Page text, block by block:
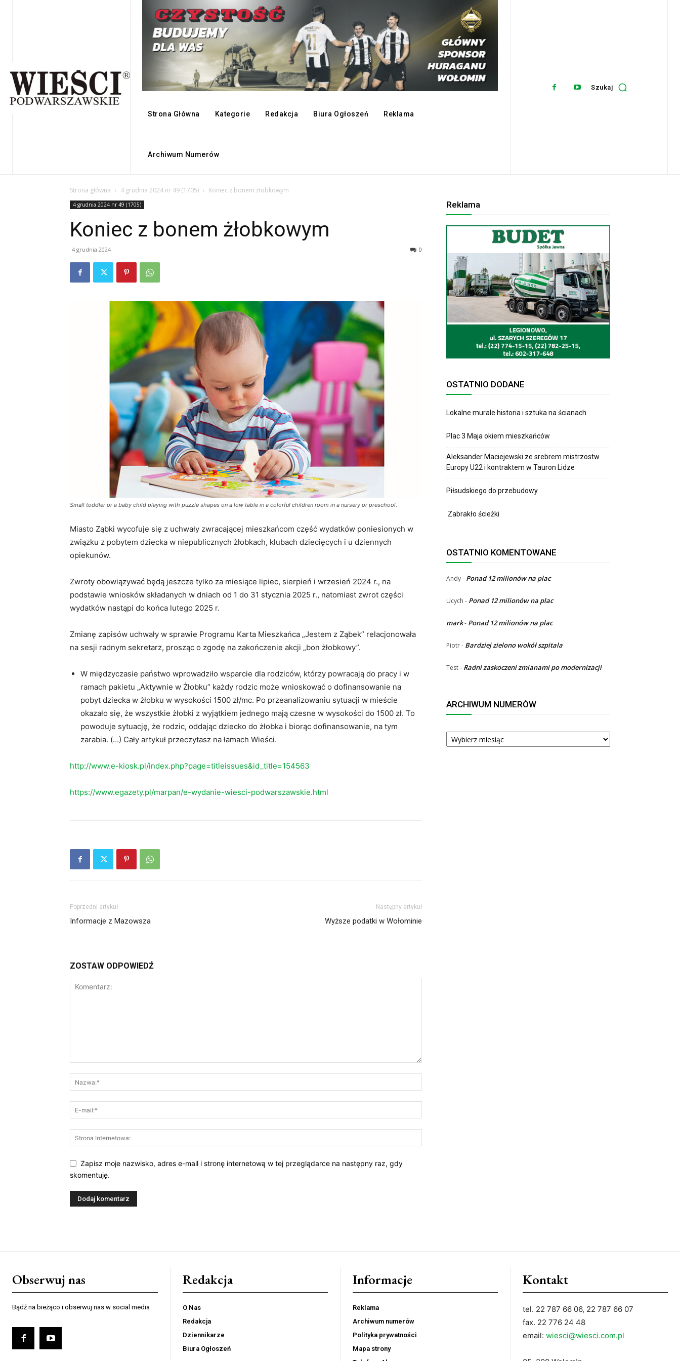
Strona Główna Kategorie Redakcja Biura Ogłoszeń Reklama
Archiwum Numerów
Szukaj
Strona główna 4 grudnia 2024 nr 49 (1705) Koniec z bonem żłobkowym
4 grudnia 2024 nr 49 (1705)
Koniec z bonem żłobkowym
4 grudnia 2024 0
Small toddler or a baby child playing with puzzle shapes on a low table in a colorful children room in a nursery or preschool.
Miasto Ząbki wycofuje się z uchwały zwracającej mieszkańcom część wydatków poniesionych w
związku z pobytem dziecka w niepublicznych żłobkach, klubach dziecięcych i u dziennych
opiekunów.
Zwroty obowiązywać będą jeszcze tylko za miesiące lipiec, sierpień i wrzesień 2024 r., na
podstawie wniosków składanych w dniach od 1 do 31 stycznia 2025 r., natomiast zwrot części
wydatków nastąpi do końca lutego 2025 r.
Zmianę zapisów uchwały w sprawie Programu Karta Mieszkańca „Jestem z Ząbek” relacjonowała
na sesji radnym sekretarz, prosząc o zgodę na zakończenie akcji „bon żłobkowy”.
W międzyczasie państwo wprowadziło wsparcie dla rodziców, którzy powracają do pracy i w
ramach pakietu „Aktywnie w Żłobku” każdy rodzic może wnioskować o dofinansowanie na
pobyt dziecka w żłobku w wysokości 1500 zł/mc. Po przeanalizowaniu sytuacji w mieście
okazało się, że wszystkie żłobki z wyjątkiem jednego mają czesne w wysokości do 1500 zł. To
powoduje sytuację, że rodzic, oddając dziecko do żłobka i biorąc dofinansowanie, na tym
zarabia. (…) Cały artykuł przeczytasz na łamach Wieści.
http://www.e-kiosk.pl/index.php?page=titleissues&id_title=154563
https://www.egazety.pl/marpan/e-wydanie-wiesci-podwarszawskie.html
Poprzedni artykuł
Informacje z Mazowsza
Następny artykuł
Wyższe podatki w Wołominie
ZOSTAW ODPOWIEDŹ
Zapisz moje nazwisko, adres e-mail i stronę internetową w tej przeglądarce na następny raz, gdy
skomentuję.
Reklama
OSTATNIO DODANE
Lokalne murale historia i sztuka na ścianach
Plac 3 Maja okiem mieszkańców
Aleksander Maciejewski ze srebrem mistrzostw
Europy U22 i kontraktem w Tauron Lidze
Piłsudskiego do przebudowy
Zabrakło ścieżki
OSTATNIO KOMENTOWANE
Andy- Ponad 12 milionów na plac
Ucych - Ponad 12 milionów na plac
mark- Ponad 12 milionów na plac
Piotr- Bardziej zielono wokół szpitala
Test- Radni zaskoczeni zmianami po modernizacji
ARCHIWUM NUMERÓW
ARCHIWUM
NUMERÓW
Obserwuj nas
Bądź na bieżąco i obserwuj nas w social media
Redakcja
O Nas
Redakcja
Dziennikarze
Biura Ogłoszeń
Informacje
Reklama
Archiwum numerów
Polityka prywatności
Mapa strony
Kontakt
tel. 22 787 66 06, 22 787 66 07
fax. 22 776 24 48
email: wiesci@wiesci.com.pl